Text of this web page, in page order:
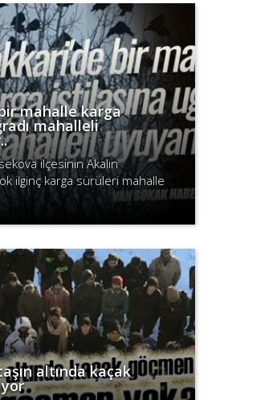
mahalle karga
mahalleli
ilçesinin Akalın
ilginç karga sürüleri mahalle
rüyaları olmaya devam
altında kaçak